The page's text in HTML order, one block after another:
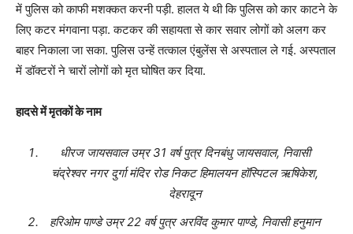
में पुलिस को काफी मशक्कत करनी पड़ी. हालत ये थी कि पुलिस को कार काटने के
लिए कटर मंगवाना पड़ा. कटकर की सहायता से कार सवार लोगों को अलग कर
बाहर निकाला जा सका. पुलिस उन्हें तत्काल एंबुलेंस से अस्पताल ले गई. अस्पताल
में डॉक्टरों ने चारों लोगों को मृत घोषित कर दिया.
हादसे में मृतकों के नाम
धीरज जायसवाल उम्र 31 वर्ष पुत्र दिनबंधु जायसवाल, निवासी
चंद्रेश्वर नगर दुर्गा मंदिर रोड निकट हिमालयन हॉस्पिटल ऋषिकेश,
देहरादून
हरिओम पाण्डे उम्र 22 वर्ष पुत्र अरविंद कुमार पाण्डे, निवासी हनुमान